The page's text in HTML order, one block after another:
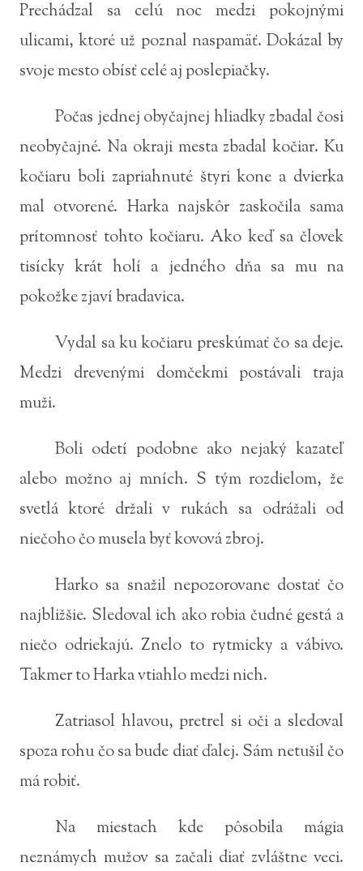
Prechádzal sa celú noc medzi pokojnými
ulicami, ktoré už poznal naspamäť. Dokázal by
svoje mesto obísť celé aj poslepiačky.
Počas jednej obyčajnej hliadky zbadal čosi
neobyčajné. Na okraji mesta zbadal kočiar. Ku
kočiaru boli zapriahnuté štyri kone a dvierka
mal otvorené. Harka najskôr zaskočila sama
prítomnosť tohto kočiaru. Ako keď sa človek
tisícky krát holí a jedného dňa sa mu na
pokožke zjaví bradavica.
Vydal sa ku kočiaru preskúmať čo sa deje.
Medzi drevenými domčekmi postávali traja
muži.
Boli odetí podobne ako nejaký kazateľ
alebo možno aj mních. S tým rozdielom, že
svetlá ktoré držali v rukách sa odrážali od
niečoho čo musela byť kovová zbroj.
Harko sa snažil nepozorovane dostať čo
najbližšie. Sledoval ich ako robia čudné gestá a
niečo odriekajú. Znelo to rytmicky a vábivo.
Takmer to Harka vtiahlo medzi nich.
Zatriasol hlavou, pretrel si oči a sledoval
spoza rohu čo sa bude diať ďalej. Sám netušil čo
má robiť.
Na miestach kde pôsobila mágia
neznámych mužov sa začali diať zvláštne veci.